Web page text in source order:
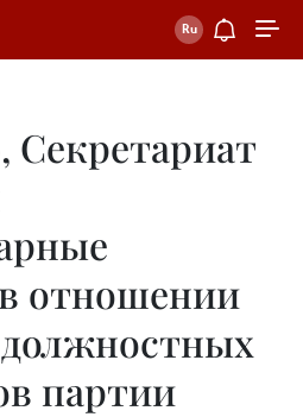
отношении
партии